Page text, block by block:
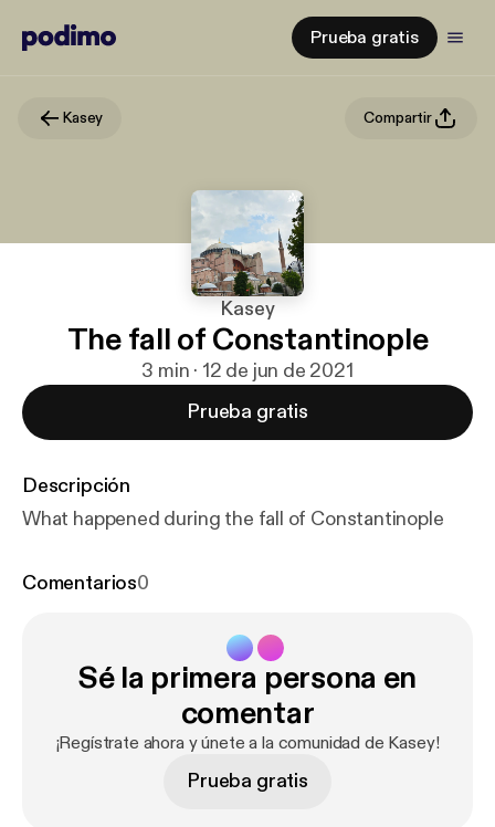
Prueba gratis
Kasey Compartir
Kasey
The fall of Constantinople
3 min · 12 de jun de 2021
Prueba gratis
Descripción
What happened during the fall of Constantinople
Comentarios0
Sé la primera persona en
comentar
¡Regístrate ahora y únete a la comunidad de Kasey!
Prueba gratis